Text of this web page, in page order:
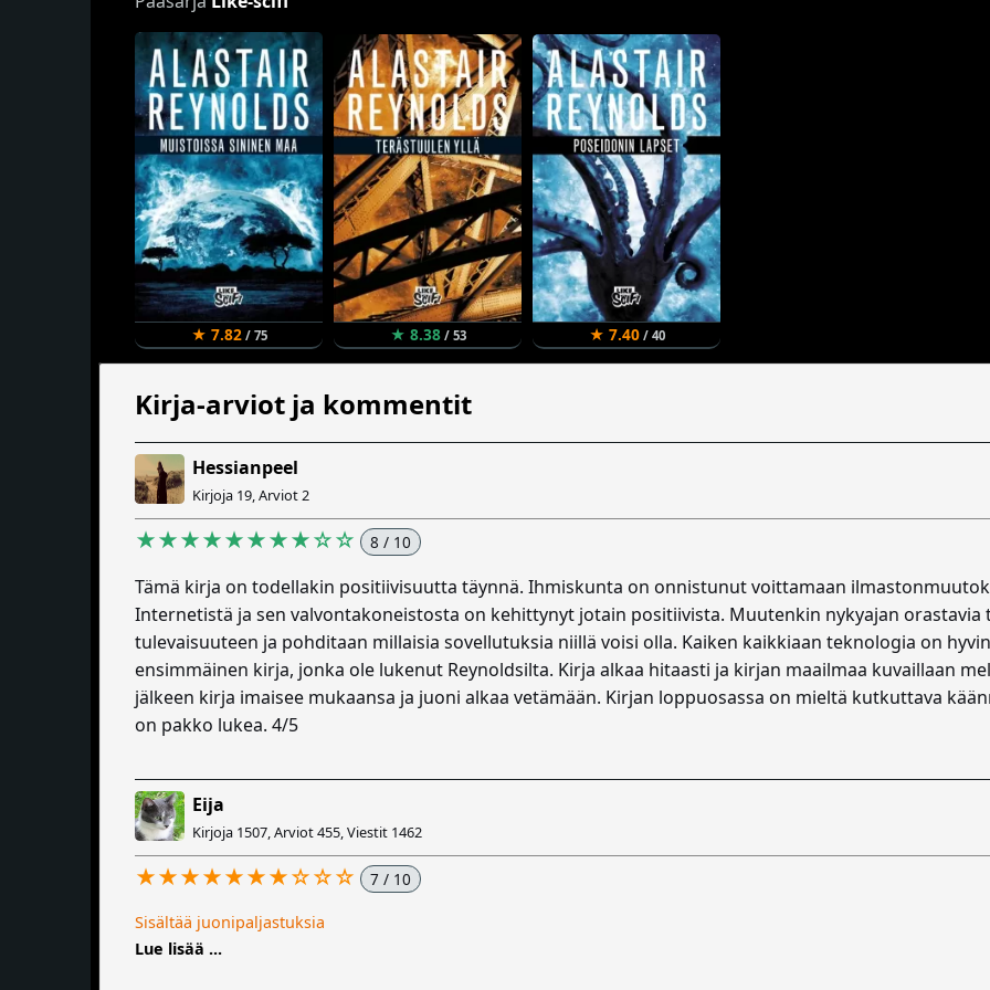
★ 7.82/ 75 ★ 8.38/ 53 ★ 7.40/ 40
Kirja-arviot ja kommentit
Hessianpeel
Kirjoja 19, Arviot 2
★★★★★★★★☆☆ 8 / 10
Tämä kirja on todellakin positiivisuutta täynnä. Ihmiskunta on onnistunut voittamaan
Internetistä ja sen valvontakoneistosta on kehittynyt jotain positiivista. Muutenkin nykyajan
tulevaisuuteen ja pohditaan millaisia sovellutuksia niillä voisi olla. Kaiken kaikkiaan teknologia on
ensimmäinen kirja, jonka ole lukenut Reynoldsilta. Kirja alkaa hitaasti ja kirjan maailmaa kuvaillaan
jälkeen kirja imaisee mukaansa ja juoni alkaa vetämään. Kirjan loppuosassa on mieltä kutkuttava
on pakko lukea. 4/5
Eija
Kirjoja 1507, Arviot 455, Viestit 1462
★★★★★★★☆☆☆ 7 / 10
Sisältää juonipaljastuksia
Lue lisää ...